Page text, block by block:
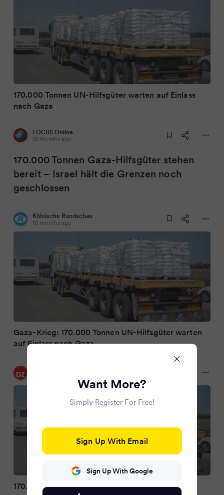
170.000 Tonnen UN-Hilfsgüter warten auf Einlass
nach Gaza
FOCUS Online
10 months ago
170.000 Tonnen Gaza-Hilfsgüter stehen
bereit – Israel hält die Grenzen noch
geschlossen
Kölnische Rundschau
10 months ago
Gaza-Krieg: 170.000 Tonnen UN-Hilfsgüter warten
auf Einlass nach Gaza
170.000 Tonnen UN-Hilfsgüter warten auf Einlass
Want More?
Simply Register For Free!
Sign Up With Email
Sign Up With Google